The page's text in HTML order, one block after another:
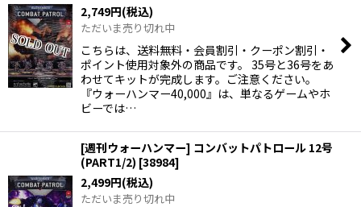
2,749円(税込)
ただいま売り切れ中
こちらは、送料無料・会員割引・クーポン割引・
ポイント使用対象外の商品です。 35号と36号をあ
わせてキットが完成します。ご注意ください。
『ウォーハンマー40,000』は、単なるゲームやホ
ビーでは…
[週刊ウォーハンマー] コンバットパトロール 12号
(PART1/2) [38984]
2,499円(税込)
ただいま売り切れ中